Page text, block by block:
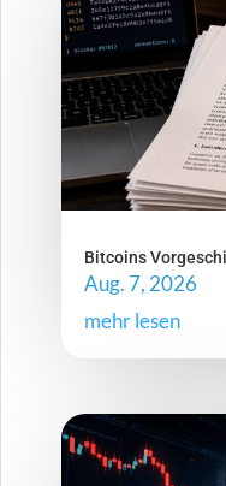
Bitcoins
Aug. 7, 2026
mehr lesen